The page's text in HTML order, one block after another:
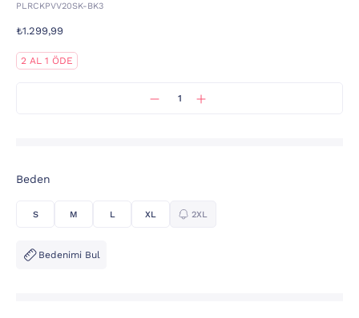
PLRCKPVV20SK-BK3
₺1.299,99
2 AL 1 ÖDE
Beden
S M L XL 2XL
Bedenimi Bul